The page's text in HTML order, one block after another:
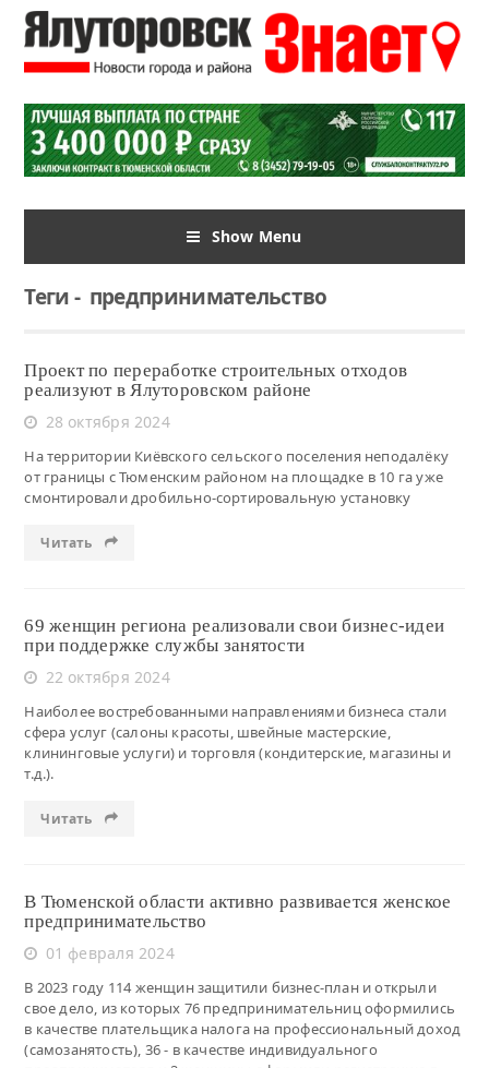
Show Menu
Теги-предпринимательство
Проект по переработке строительных отходов
реализуют в Ялуторовском районе
28 октября 2024
На территории Киёвского сельского поселения неподалёку
от границы с Тюменским районом на площадке в 10 га уже
смонтировали дробильно-сортировальную установку
Читать
69 женщин региона реализовали свои бизнес-идеи
при поддержке службы занятости
22 октября 2024
Наиболее востребованными направлениями бизнеса стали
сфера услуг (салоны красоты, швейные мастерские,
клининговые услуги) и торговля (кондитерские, магазины и
т.д.).
Читать
В Тюменской области активно развивается женское
предпринимательство
01 февраля 2024
В 2023 году 114 женщин защитили бизнес-план и открыли
свое дело, из которых 76 предпринимательниц оформились
в качестве плательщика налога на профессиональный доход
(самозанятость), 36 - в качестве индивидуального